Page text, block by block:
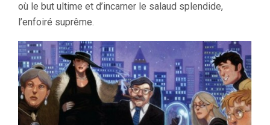
où le but ultime et d’incarner le salaud splendide,
l’enfoiré suprême.